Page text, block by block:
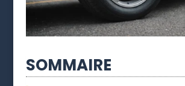
SOMMAIRE